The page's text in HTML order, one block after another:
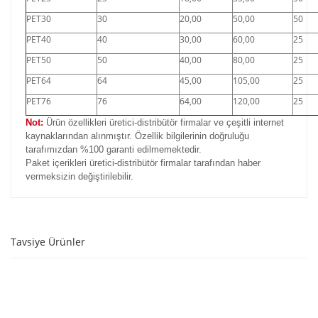
PET30
30 20,00 50,00
50
PET40
40 30,00 60,00
25
PET50
50 40,00 80,00
25
PET64
64 45,00 105,00
25
PET76
76 64,00 120,00 25
Not: Ürün özellikleri üretici-distribütör firmalar ve çeşitli internet
kaynaklarından alınmıştır. Özellik bilgilerinin doğruluğu
tarafımızdan %100 garanti edilmemektedir.
Paket içerikleri üretici-distribütör firmalar tarafından haber
vermeksizin değiştirilebilir.
Tavsiye Ürünler